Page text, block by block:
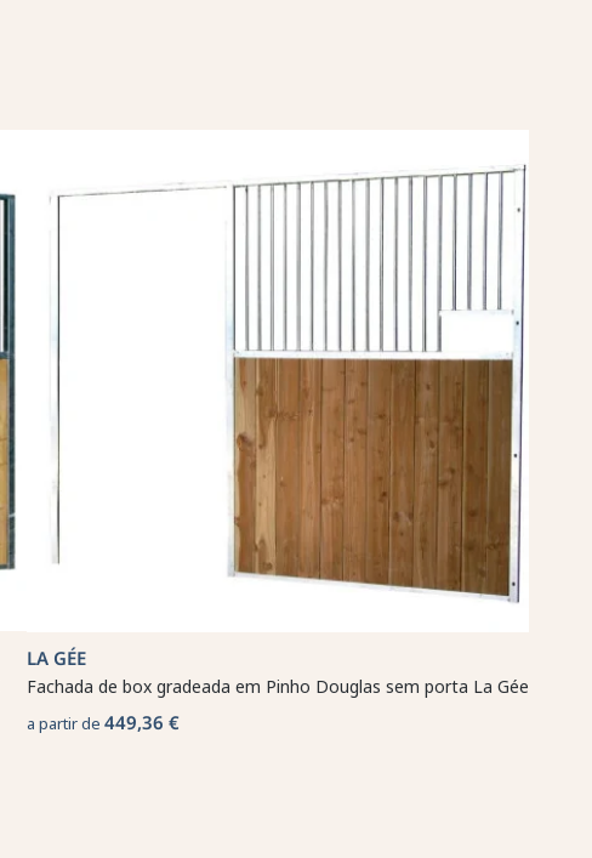
LA GÉE
Fachada de box gradeada em Pinho Douglas sem porta La Gée
a partir de 449,36 €